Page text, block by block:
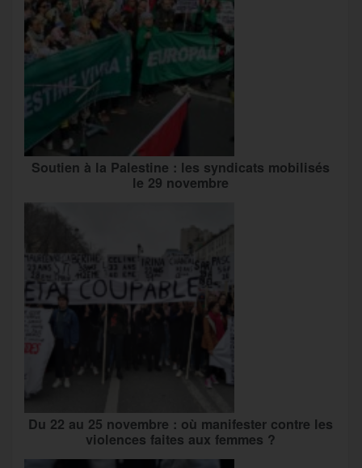
Soutien à la Palestine : les syndicats mobilisés
le 29 novembre
Du 22 au 25 novembre : où manifester contre les
violences faites aux femmes ?